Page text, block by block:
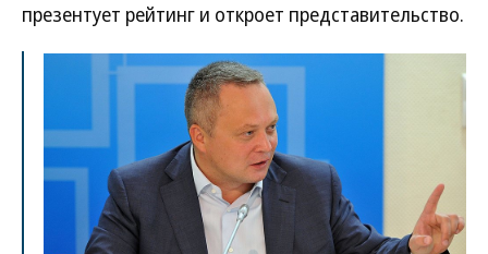
презентует рейтинг и откроет представительство.